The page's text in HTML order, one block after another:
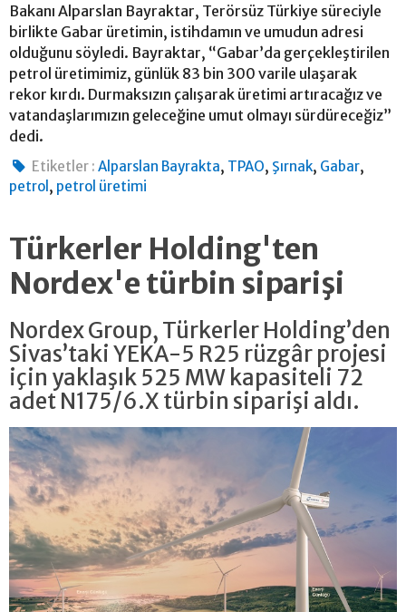
Bakanı Alparslan Bayraktar, Terörsüz Türkiye süreciyle
birlikte Gabar üretimin, istihdamın ve umudun adresi
olduğunu söyledi. Bayraktar, “Gabar’da gerçekleştirilen
petrol üretimimiz, günlük 83 bin 300 varile ulaşarak
rekor kırdı. Durmaksızın çalışarak üretimi artıracağız ve
vatandaşlarımızın geleceğine umut olmayı sürdüreceğiz”
dedi.
Etiketler : Alparslan Bayrakta, TPAO, Şırnak, Gabar,
petrol , petrol üretimi
Türkerler Holding'ten
Nordex'e türbin siparişi
Nordex Group, Türkerler Holding’den
Sivas’taki YEKA-5 R25 rüzgâr projesi
için yaklaşık 525 MW kapasiteli 72
adet N175/6.X türbin siparişi aldı.